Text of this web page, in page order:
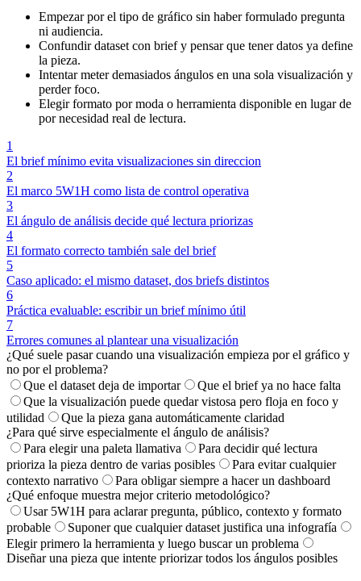
Empezar por el tipo de gráfico sin haber formulado pregunta
ni audiencia.
Confundir dataset con brief y pensar que tener datos ya define
la pieza.
Intentar meter demasiados ángulos en una sola visualización y
perder foco.
Elegir formato por moda o herramienta disponible en lugar de
por necesidad real de lectura.
1
El brief mínimo evita visualizaciones sin direccion
2
El marco 5W1H como lista de control operativa
3
El ángulo de análisis decide qué lectura priorizas
4
El formato correcto también sale del brief
5
Caso aplicado: el mismo dataset, dos briefs distintos
6
Práctica evaluable: escribir un brief mínimo útil
7
Errores comunes al plantear una visualización
¿Qué suele pasar cuando una visualización empieza por el gráfico y
no por el problema?
Que el dataset deja de importar
Que el brief ya no hace falta
Que la visualización puede quedar vistosa pero floja en foco y
utilidad
Que la pieza gana automáticamente claridad
¿Para qué sirve especialmente el ángulo de análisis?
Para elegir una paleta llamativa
Para decidir qué lectura
prioriza la pieza dentro de varias posibles
Para evitar cualquier
contexto narrativo
Para obligar siempre a hacer un dashboard
¿Qué enfoque muestra mejor criterio metodológico?
Usar 5W1H para aclarar pregunta, público, contexto y formato
probable
Suponer que cualquier dataset justifica una infografía
Elegir primero la herramienta y luego buscar un problema
Diseñar una pieza que intente priorizar todos los ángulos posibles